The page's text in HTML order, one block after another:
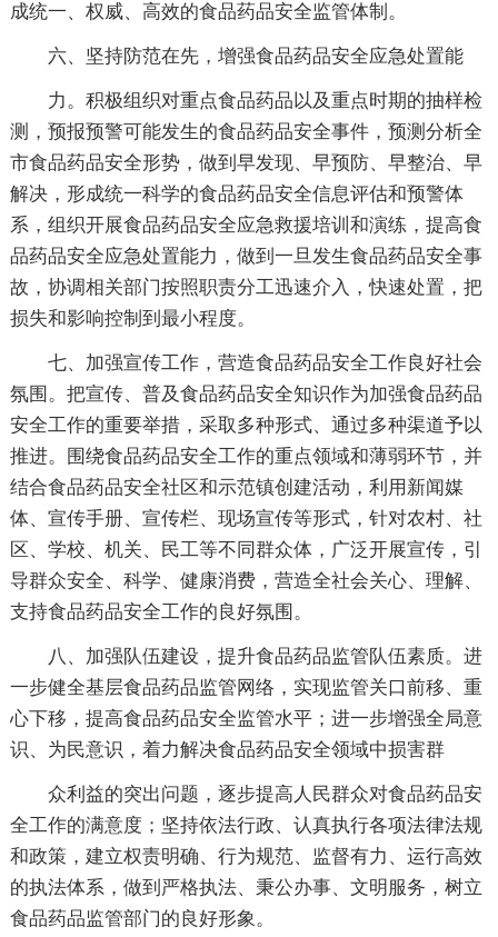
成统一、权威、高效的食品药品安全监管体制。
六、坚持防范在先，增强食品药品安全应急处置能
力。积极组织对重点食品药品以及重点时期的抽样检
测，预报预警可能发生的食品药品安全事件，预测分析全
市食品药品安全形势，做到早发现、早预防、早整治、早
解决，形成统一科学的食品药品安全信息评估和预警体
系，组织开展食品药品安全应急救援培训和演练，提高食
品药品安全应急处置能力，做到一旦发生食品药品安全事
故，协调相关部门按照职责分工迅速介入，快速处置，把
损失和影响控制到最小程度。
七、加强宣传工作，营造食品药品安全工作良好社会
氛围。把宣传、普及食品药品安全知识作为加强食品药品
安全工作的重要举措，采取多种形式、通过多种渠道予以
推进。围绕食品药品安全工作的重点领域和薄弱环节，并
结合食品药品安全社区和示范镇创建活动，利用新闻媒
体、宣传手册、宣传栏、现场宣传等形式，针对农村、社
区、学校、机关、民工等不同群众体，广泛开展宣传，引
导群众安全、科学、健康消费，营造全社会关心、理解、
支持食品药品安全工作的良好氛围。
八、加强队伍建设，提升食品药品监管队伍素质。进
一步健全基层食品药品监管网络，实现监管关口前移、重
心下移，提高食品药品安全监管水平；进一步增强全局意
识、为民意识，着力解决食品药品安全领域中损害群
众利益的突出问题，逐步提高人民群众对食品药品安
全工作的满意度；坚持依法行政、认真执行各项法律法规
和政策，建立权责明确、行为规范、监督有力、运行高效
的执法体系，做到严格执法、秉公办事、文明服务，树立
食品药品监管部门的良好形象。